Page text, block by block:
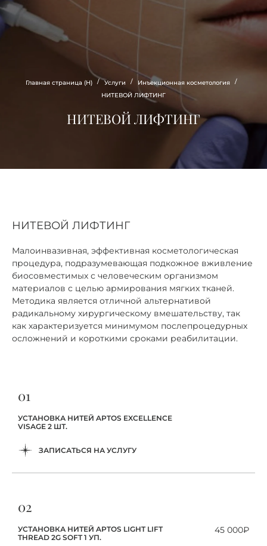
Estee
CLINIC
Главная страница (Н) / Услуги / Инъекционная косметология
/
НИТЕВОЙ ЛИФТИНГ
НИТЕВОЙ ЛИФТИНГ
НИТЕВОЙ ЛИФТИНГ
Малоинвазивная, эффективная косметологическая
процедура, подразумевающая подкожное вживление
биосовместимых с человеческим организмом
материалов с целью армирования мягких тканей.
Методика является отличной альтернативой
радикальному хирургическому вмешательству, так
как характеризуется минимумом послепроцедурных
осложнений и короткими сроками реабилитации.
01
ЗАПИСАТЬСЯ НА УСЛУГУ
УСТАНОВКА НИТЕЙ APTOS EXCELLENCE
VISAGE 2 ШТ.
02
УСТАНОВКА НИТЕЙ APTOS LIGHT LIFT
THREAD 2G SOFT 1 УП.
45 000₽